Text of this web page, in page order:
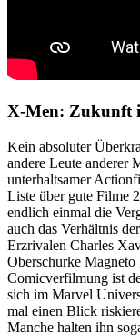
X-Men: Zukunft
Kein absoluter
andere Leute anderer
unterhaltsamer
Liste über gute Filme
endlich einmal die
auch das Verhältnis
Erzrivalen Charles
Oberschurke
Comicverfilmung ist
sich im Marvel
mal einen Blick
Manche halten ihn